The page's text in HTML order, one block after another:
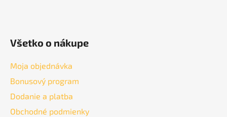
Všetko o nákupe
Moja objednávka
Bonusový program
Dodanie a platba
Obchodné podmienky